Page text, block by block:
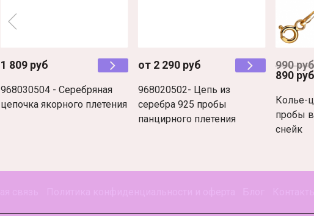
1 809 руб
968030504 - Серебряная
цепочка якорного плетения
от 2 290 руб
968020502- Цепь из
серебра 925 пробы
панцирного плетения
990 руб
890 руб
Колье-
пробы в
снейк